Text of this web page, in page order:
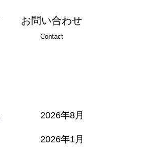
お問い合わせ
Contact
2026年8月
2026年1月